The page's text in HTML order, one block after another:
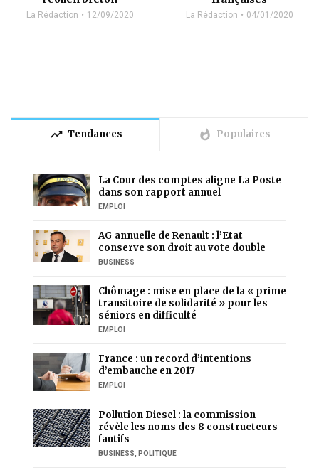
La Rédaction 12/09/2020 La Rédaction 04/01/2020
trending_up Tendances whatshot Populaires
La Cour des comptes aligne La Poste
dans son rapport annuel
EMPLOI
AG annuelle de Renault : l’Etat
conserve son droit au vote double
BUSINESS
Chômage : mise en place de la « prime
transitoire de solidarité » pour les
séniors en difficulté
EMPLOI
France : un record d’intentions
d’embauche en 2017
EMPLOI
Pollution Diesel : la commission
révèle les noms des 8 constructeurs
fautifs
BUSINESS POLITIQUE